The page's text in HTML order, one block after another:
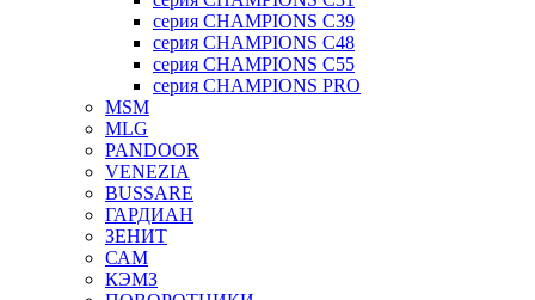
серия CHAMPIONS C39
серия CHAMPIONS C48
серия CHAMPIONS C55
серия CHAMPIONS PRO
MSM
MLG
PANDOOR
VENEZIA
BUSSARE
ГАРДИАН
ЗЕНИТ
САМ
КЭМЗ